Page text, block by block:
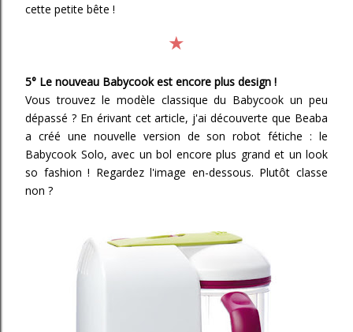
cette petite bête !
★
5° Le nouveau Babycook est encore plus design !
Vous trouvez le modèle classique du Babycook un peu
dépassé ? En érivant cet article, j'ai découverte que Beaba
a créé une nouvelle version de son robot fétiche : le
Babycook Solo, avec un bol encore plus grand et un look
so fashion ! Regardez l'image en-dessous. Plutôt classe
non ?